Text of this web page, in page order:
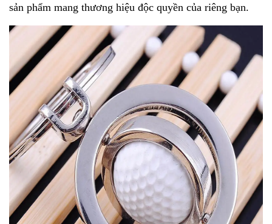
sản phẩm mang thương hiệu độc quyền của riêng bạn.